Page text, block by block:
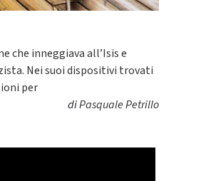
che inneggiava all’Isis e
Nei suoi dispositivi trovati
per
diPasquale Petrillo